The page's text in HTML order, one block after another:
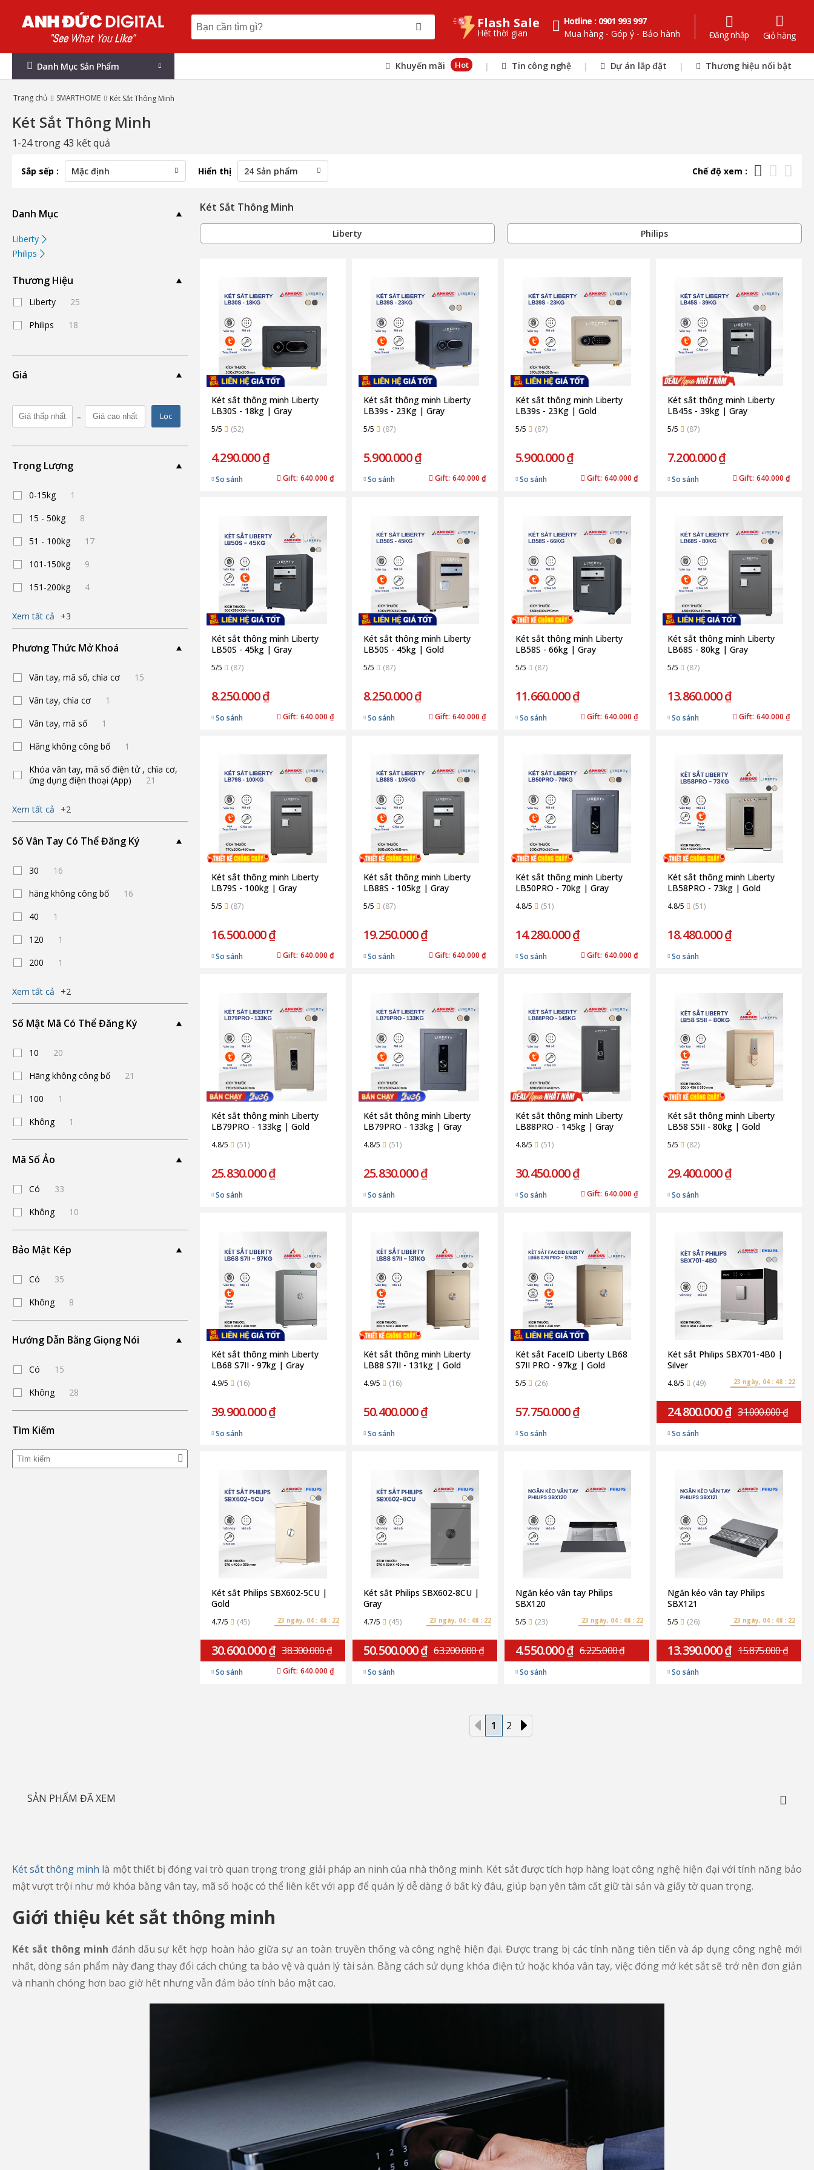
Flash Sale
Hết thời gian
Hotline : 0901 993 997
Mua hàng - Góp ý - Bảo hành
Đăng nhập Giỏ hàng
Danh Mục Sản Phẩm Khuyến mãi Hot | Tin công nghệ | Dự án lắp đặt | Thương hiệu nổi bật
Trang chủ SMARTHOME Két Sắt Thông Minh
Két Sắt Thông Minh
1-24 trong 43 kết quả
Sắp sếp : Hiển thị Chế độ xem :
Danh Mục
Liberty
Philips
Thương Hiệu
Liberty
25
Philips
18
Giá
- Lọc
Trọng Lượng
0-15kg
1
15 - 50kg
8
51 - 100kg
17
101-150kg
9
151-200kg
4
Xem tất cả +3
Phương Thức Mở Khoá
Vân tay, mã số, chìa cơ
15
Vân tay, chìa cơ
1
Vân tay, mã số
1
Hãng không công bố
1
Khóa vân tay, mã số điện tử , chìa cơ,
ứng dụng điện thoại (App)
21
Xem tất cả +2
Số Vân Tay Có Thể Đăng Ký
30
16
hãng không công bố
16
40
1
120
1
200
1
Xem tất cả +2
Số Mật Mã Có Thể Đăng Ký
10
20
Hãng không công bố
21
100
1
Không
1
Mã Số Ảo
Có
33
Không
10
Bảo Mật Kép
Có
35
Không
8
Hướng Dẫn Bằng Giọng Nói
Có
15
Không
28
Tìm Kiếm
Két Sắt Thông Minh
Liberty Philips
Két sắt thông minh Liberty
LB30S - 18kg | Gray
5/5 (52)
4.290.000 ₫
So sánh Gift: 640.000 ₫
Két sắt thông minh Liberty
LB39s - 23Kg | Gray
5/5 (87)
5.900.000 ₫
So sánh Gift: 640.000 ₫
Két sắt thông minh Liberty
LB39s - 23Kg | Gold
5/5 (87)
5.900.000 ₫
So sánh Gift: 640.000 ₫
Két sắt thông minh Liberty
LB45s - 39kg | Gray
5/5 (87)
7.200.000 ₫
So sánh Gift: 640.000 ₫
Két sắt thông minh Liberty
LB50S - 45kg | Gray
5/5 (87)
8.250.000 ₫
So sánh Gift: 640.000 ₫
Két sắt thông minh Liberty
LB50S - 45kg | Gold
5/5 (87)
8.250.000 ₫
So sánh Gift: 640.000 ₫
Két sắt thông minh Liberty
LB58S - 66kg | Gray
5/5 (87)
11.660.000 ₫
So sánh Gift: 640.000 ₫
Két sắt thông minh Liberty
LB68S - 80kg | Gray
5/5 (87)
13.860.000 ₫
So sánh Gift: 640.000 ₫
Két sắt thông minh Liberty
LB79S - 100kg | Gray
5/5 (87)
16.500.000 ₫
So sánh Gift: 640.000 ₫
Két sắt thông minh Liberty
LB88S - 105kg | Gray
5/5 (87)
19.250.000 ₫
So sánh Gift: 640.000 ₫
Két sắt thông minh Liberty
LB50PRO - 70kg | Gray
4.8/5 (51)
14.280.000 ₫
So sánh Gift: 640.000 ₫
Két sắt thông minh Liberty
LB58PRO - 73kg | Gold
4.8/5 (51)
18.480.000 ₫
So sánh
Két sắt thông minh Liberty
LB79PRO - 133kg | Gold
4.8/5 (51)
25.830.000 ₫
So sánh
Két sắt thông minh Liberty
LB79PRO - 133kg | Gray
4.8/5 (51)
25.830.000 ₫
So sánh
Két sắt thông minh Liberty
LB88PRO - 145kg | Gray
4.8/5 (51)
30.450.000 ₫
So sánh Gift: 640.000 ₫
Két sắt thông minh Liberty
LB58 S5II - 80kg | Gold
5/5 (82)
29.400.000 ₫
So sánh
Két sắt thông minh Liberty
LB68 S7II - 97kg | Gray
4.9/5 (16)
39.900.000 ₫
So sánh
Két sắt thông minh Liberty
LB88 S7II - 131kg | Gold
4.9/5 (16)
50.400.000 ₫
So sánh
Két sắt FaceID Liberty LB68
S7II PRO - 97kg | Gold
5/5 (26)
57.750.000 ₫
So sánh
Két sắt Philips SBX701-4B0 |
Silver
4.8/5 (49) 23 ngày, 04 : 48 : 21
24.800.000 ₫ 31.000.000 ₫
So sánh
Két sắt Philips SBX602-5CU |
Gold
4.7/5 (45) 23 ngày, 04 : 48 : 21
30.600.000 ₫ 38.300.000 ₫
So sánh Gift: 640.000 ₫
Két sắt Philips SBX602-8CU |
Gray
4.7/5 (45) 23 ngày, 04 : 48 : 21
50.500.000 ₫ 63.200.000 ₫
So sánh
Ngăn kéo vân tay Philips
SBX120
5/5 (23) 23 ngày, 04 : 48 : 21
4.550.000 ₫ 6.225.000 ₫
So sánh
Ngăn kéo vân tay Philips
SBX121
5/5 (26) 23 ngày, 04 : 48 : 21
13.390.000 ₫ 15.875.000 ₫
So sánh
1 2
SẢN PHẨM ĐÃ XEM
Két sắt thông minh là một thiết bị đóng vai trò quan trọng trong giải pháp an ninh của nhà thông minh. Két sắt được tích hợp hàng loạt công nghệ hiện đại với tính năng bảo
mật vượt trội như mở khóa bằng vân tay, mã số hoặc có thể liên kết với app để quản lý dễ dàng ở bất kỳ đâu, giúp bạn yên tâm cất giữ tài sản và giấy tờ quan trọng.
Giới thiệu két sắt thông minh
Két sắt thông minh đánh dấu sự kết hợp hoàn hảo giữa sự an toàn truyền thống và công nghệ hiện đại. Được trang bị các tính năng tiên tiến và áp dụng công nghệ mới
nhất, dòng sản phẩm này đang thay đổi cách chúng ta bảo vệ và quản lý tài sản. Bằng cách sử dụng khóa điện tử hoặc khóa vân tay, việc đóng mở két sắt sẽ trở nên đơn giản
và nhanh chóng hơn bao giờ hết nhưng vẫn đảm bảo tính bảo mật cao.